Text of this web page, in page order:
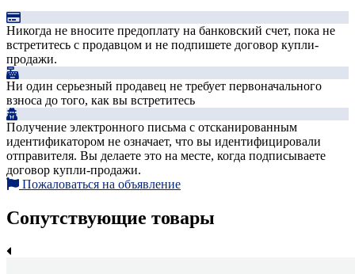
Никогда не вносите предоплату на банковский счет, пока не
встретитесь с продавцом и не подпишете договор купли-
продажи.
Ни один серьезный продавец не требует первоначального
взноса до того, как вы встретитесь
Получение электронного письма с отсканированным
идентификатором не означает, что вы идентифицировали
отправителя. Вы делаете это на месте, когда подписываете
договор купли-продажи.
Пожаловаться на объявление
Сопутствующие товары